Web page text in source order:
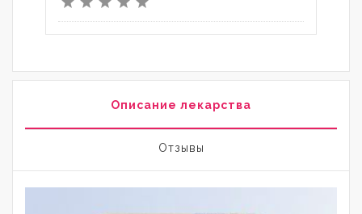
Описание лекарства
Отзывы